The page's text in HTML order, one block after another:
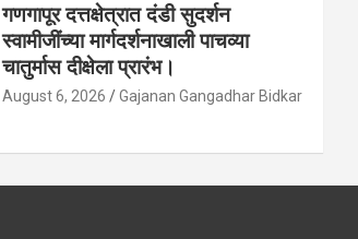
गणगापूर दत्तक्षेत्रात दंडी सुदर्शन
स्वामीजींच्या मार्गदर्शनाखाली पाचव्या
चातुर्मास दीक्षेला प्रारंभ।
August 6, 2026 Gajanan Gangadhar Bidkar